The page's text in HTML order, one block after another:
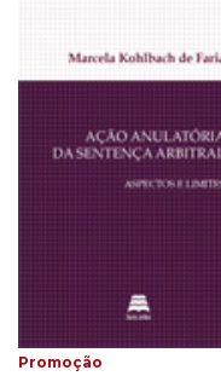
Promoção